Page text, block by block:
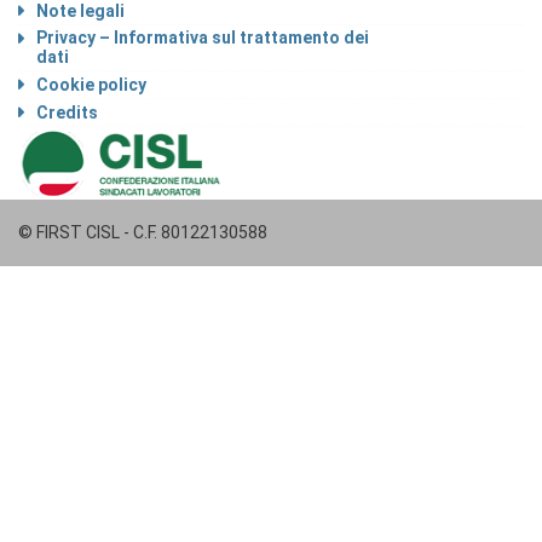
Note legali
Privacy – Informativa sul trattamento dei
dati
Cookie policy
Credits
© FIRST CISL - C.F. 80122130588